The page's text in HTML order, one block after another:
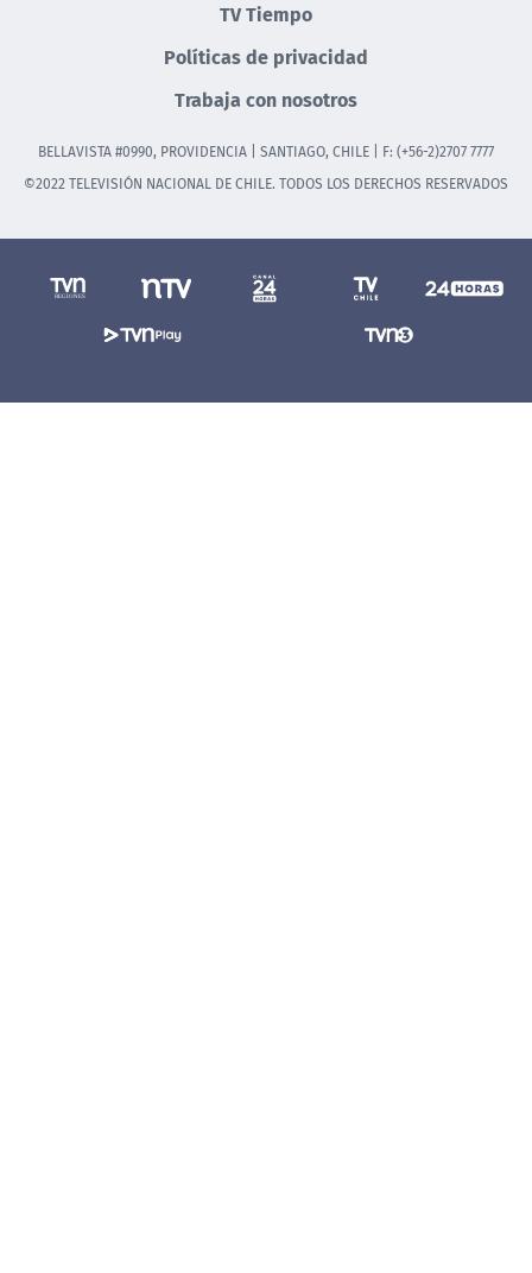
TV Tiempo
Políticas de privacidad
Trabaja con nosotros
BELLAVISTA #0990, PROVIDENCIA | SANTIAGO, CHILE | F: (+56-2)2707 7777
©2022 TELEVISIÓN NACIONAL DE CHILE. TODOS LOS DERECHOS RESERVADOS